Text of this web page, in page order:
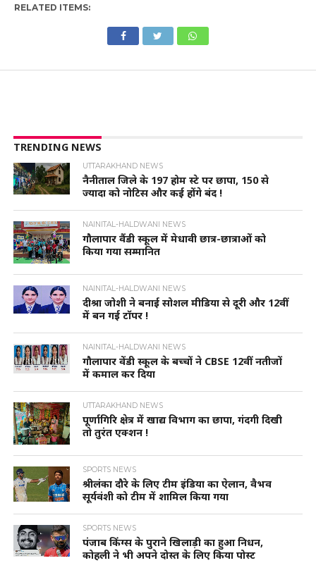
RELATED ITEMS:
TRENDING NEWS
UTTARAKHAND NEWS
नैनीताल जिले के 197 होम स्टे पर छापा, 150 से
ज्यादा को नोटिस और कई होंगे बंद !
NAINITAL-HALDWANI NEWS
गौलापार वैंडी स्कूल में मेधावी छात्र-छात्राओं को
किया गया सम्मानित
NAINITAL-HALDWANI NEWS
दीश्रा जोशी ने बनाई सोशल मीडिया से दूरी और 12वीं
में बन गई टॉपर !
NAINITAL-HALDWANI NEWS
गौलापार वेंडी स्कूल के बच्चों ने CBSE 12वीं नतीजों
में कमाल कर दिया
UTTARAKHAND NEWS
पूर्णागिरि क्षेत्र में खाद्य विभाग का छापा, गंदगी दिखी
तो तुरंत एक्शन !
SPORTS NEWS
श्रीलंका दौरे के लिए टीम इंडिया का ऐलान, वैभव
सूर्यवंशी को टीम में शामिल किया गया
SPORTS NEWS
पंजाब किंग्स के पुराने खिलाड़ी का हुआ निधन,
कोहली ने भी अपने दोस्त के लिए किया पोस्ट